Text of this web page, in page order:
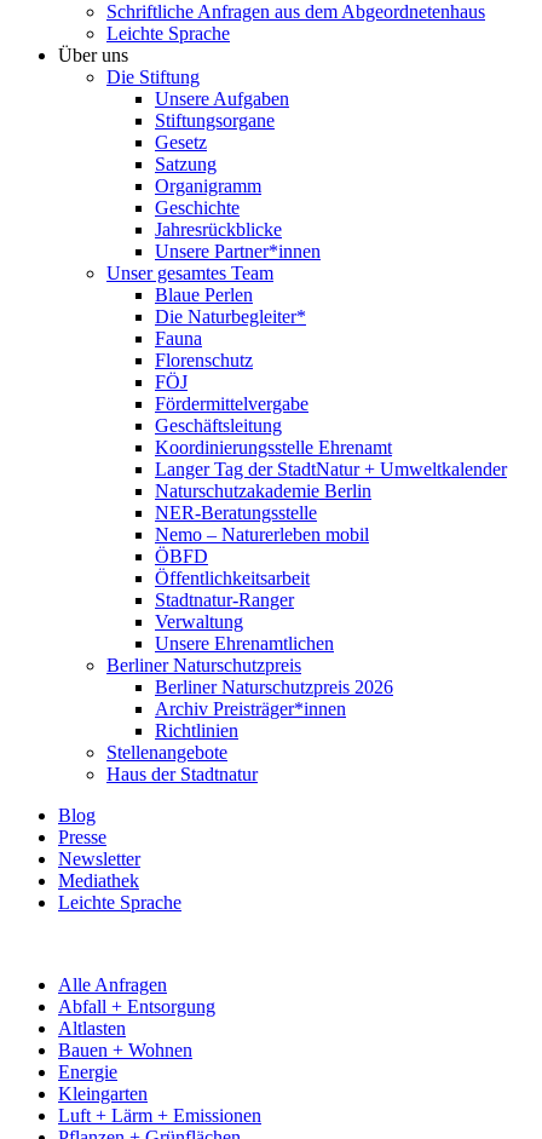
Schriftliche Anfragen aus dem Abgeordnetenhaus
Leichte Sprache
Über uns
Die Stiftung
Unsere Aufgaben
Stiftungsorgane
Gesetz
Satzung
Organigramm
Geschichte
Jahresrückblicke
Unsere Partner*innen
Unser gesamtes Team
Blaue Perlen
Die Naturbegleiter*
Fauna
Florenschutz
FÖJ
Fördermittelvergabe
Geschäftsleitung
Koordinierungsstelle Ehrenamt
Langer Tag der StadtNatur + Umweltkalender
Naturschutzakademie Berlin
NER-Beratungsstelle
Nemo – Naturerleben mobil
ÖBFD
Öffentlichkeitsarbeit
Stadtnatur-Ranger
Verwaltung
Unsere Ehrenamtlichen
Berliner Naturschutzpreis
Berliner Naturschutzpreis 2026
Archiv Preisträger*innen
Richtlinien
Stellenangebote
Haus der Stadtnatur
Blog
Presse
Newsletter
Mediathek
Leichte Sprache
Alle Anfragen
Abfall + Entsorgung
Altlasten
Bauen + Wohnen
Energie
Kleingarten
Luft + Lärm + Emissionen